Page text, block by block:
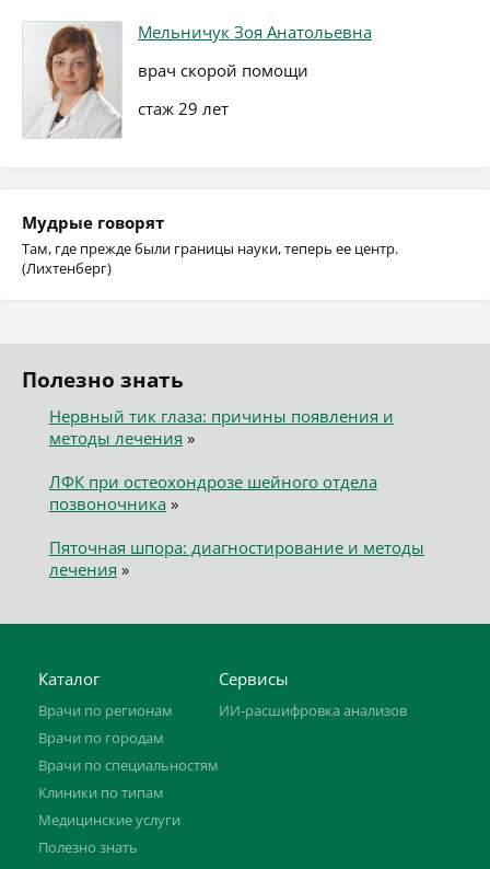
Мельничук Зоя Анатольевна
врач скорой помощи
стаж 29 лет
Мудрые говорят
Там, где прежде были границы науки, теперь ее центр.
(Лихтенберг)
Полезно знать
Нервный тик глаза: причины появления и
методы лечения »
ЛФК при остеохондрозе шейного отдела
позвоночника»
Пяточная шпора: диагностирование и методы
лечения »
Каталог
Врачи по регионам
Врачи по городам
Врачи по специальностям
Клиники по типам
Медицинские услуги
Полезно знать
Сервисы
ИИ-расшифровка анализов